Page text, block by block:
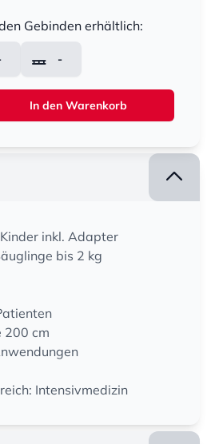
Gebinden erhältlich:
-
In den Warenkorb
inkl. Adapter
bis 2 kg
200 cm
Intensivmedizin